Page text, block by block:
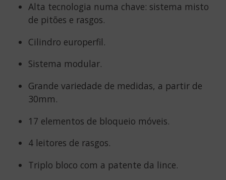
Alta tecnologia numa chave: sistema misto
de pitões e rasgos.
Cilindro europerfil.
Sistema modular.
Grande variedade de medidas, a partir de
30mm.
17 elementos de bloqueio móveis.
4 leitores de rasgos.
Triplo bloco com a patente da lince.